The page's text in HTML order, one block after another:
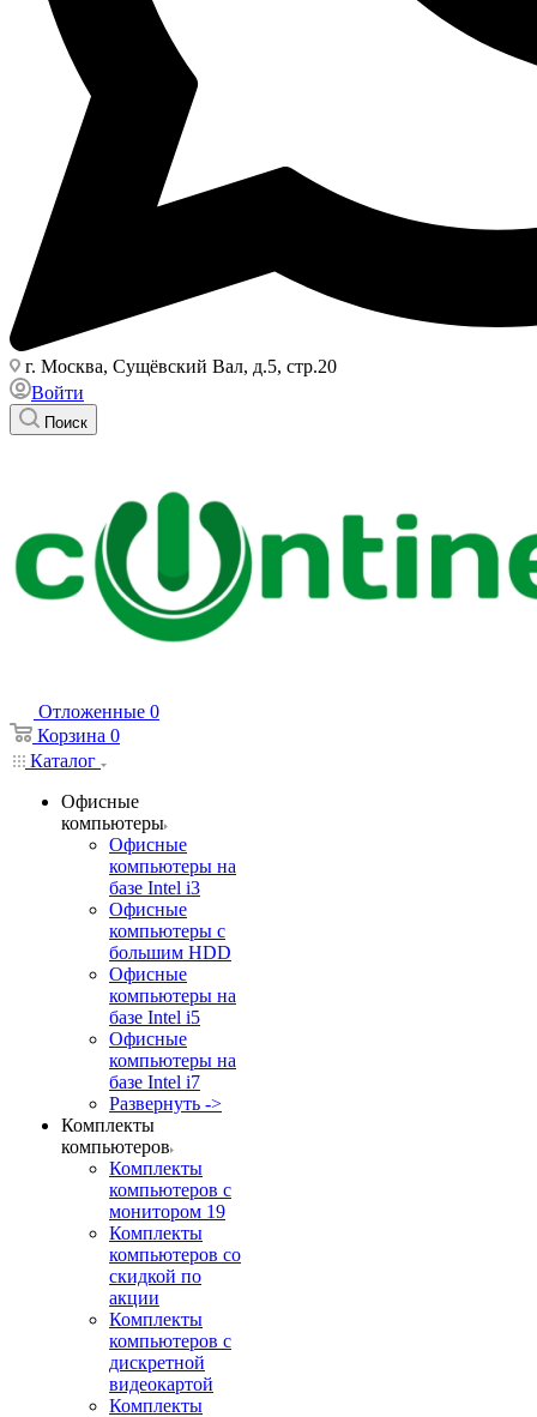
г. Москва, Сущёвский Вал, д.5, стр.20
Войти
Поиск
Отложенные 0
Корзина 0
Каталог
Офисные
компьютеры
Офисные
компьютеры на
базе Intel i3
Офисные
компьютеры с
большим HDD
Офисные
компьютеры на
базе Intel i5
Офисные
компьютеры на
базе Intel i7
Развернуть ->
Комплекты
компьютеров
Комплекты
компьютеров с
монитором 19
Комплекты
компьютеров со
скидкой по
акции
Комплекты
компьютеров с
дискретной
видеокартой
Комплекты